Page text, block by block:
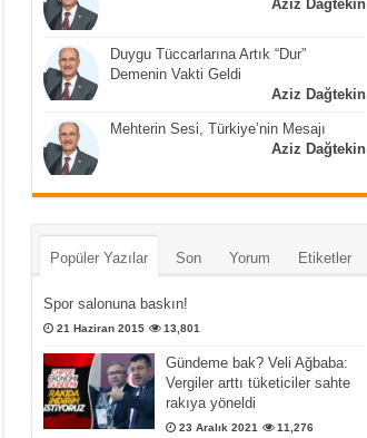
Aziz Dağtekin
Duygu Tüccarlarına Artık “Dur”
Demenin Vakti Geldi
Aziz Dağtekin
Mehterin Sesi, Türkiye’nin Mesajı
Aziz Dağtekin
Popüler Yazılar Son Yorum Etiketler
Spor salonuna baskın!
21 Haziran 2015 13,801
Gündeme bak? Veli Ağbaba:
Vergiler arttı tüketiciler sahte
rakıya yöneldi
23 Aralık 2021 11,276